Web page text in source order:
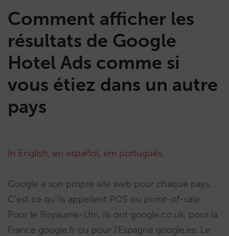
Comment afficher les
résultats de Google
Hotel Ads comme si
vous étiez dans un autre
pays
In English, en español, em português.
Google a son propre site web pour chaque pays.
C’est ce qu’ils appellent POS ou point-of-sale.
Pour le Royaume-Uni, ils ont google.co.uk, pour la
France google.fr ou pour l’Espagne google.es. Le